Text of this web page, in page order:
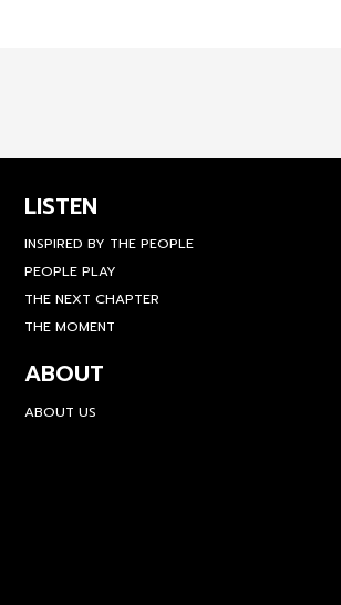
LISTEN
INSPIRED BY THE PEOPLE
PEOPLE PLAY
THE NEXT CHAPTER
THE MOMENT
ABOUT
ABOUT US